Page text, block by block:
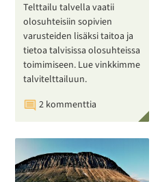
Telttailu talvella vaatii
olosuhteisiin sopivien
varusteiden lisäksi taitoa ja
tietoa talvisissa olosuhteissa
toimimiseen. Lue vinkkimme
talvitelttailuun.
2 kommenttia